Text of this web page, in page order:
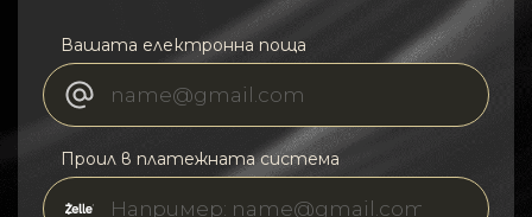
Вашата електронна поща
Проил в платежната система